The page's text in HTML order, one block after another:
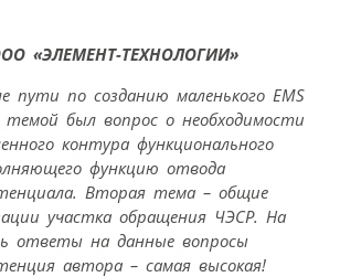
«ЭЛЕМЕНТ-ТЕХНОЛОГИИ»
пути по созданию маленького EMS
был вопрос о необходимости
контура функционального
функцию отвода
Вторая тема – общие
участка обращения ЧЭСР. На
ответы на данные вопросы
автора – самая высокая!